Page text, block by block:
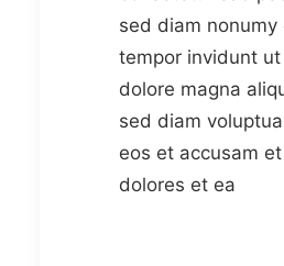
sed diam nonumy
tempor invidunt
dolore magna
sed diam
eos et accusam
dolores et ea